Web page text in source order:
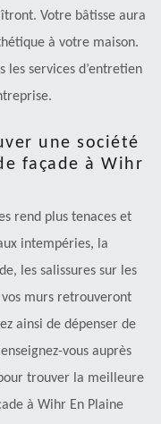
Votre bâtisse aura
à votre maison.
les services d’entretien
une société
façade à Wihr
rend plus tenaces et
intempéries, la
les salissures sur les
murs retrouveront
ainsi de dépenser de
vous auprès
trouver la meilleure
à Wihr En Plaine